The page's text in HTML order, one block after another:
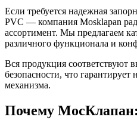
Если требуется надежная
PVC — компания Mosklapan
ассортимент. Мы предлагаем
различного функционала и
Вся продукция соответствуют
безопасности, что
механизма.
Почему МосКлапан: